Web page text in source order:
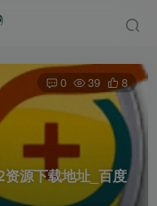
源下载地址_百度
0 39 8